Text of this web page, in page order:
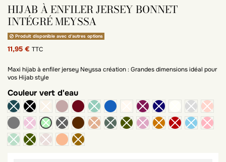
HIJAB À ENFILER JERSEY BONNET
INTÉGRÉ MEYSSA
Produit disponible avec d'autres options
11,95 € TTC
Maxi hijab à enfiler jersey Neyssa création : Grandes dimensions idéal pour
vos Hijab style
Couleurvert d'eau
taupebordeaux bleu jean
gris foncé
marron
ambre